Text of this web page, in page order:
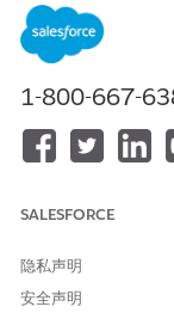
件，它使管理员
来源请求的可信
1-800-667-
SALESFORCE
隐私声明
安全声明